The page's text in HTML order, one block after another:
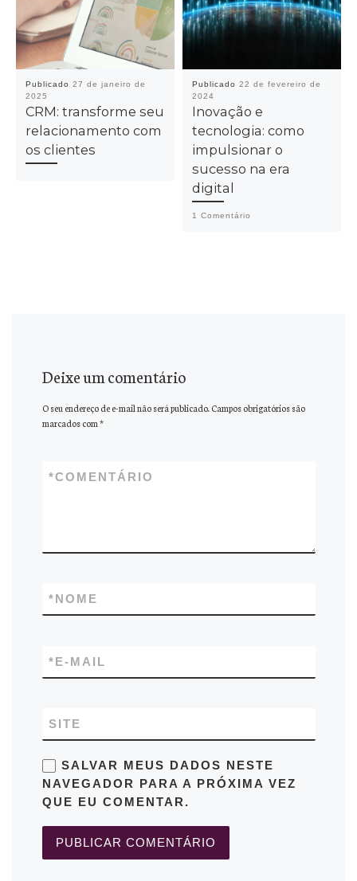
Publicado 27 de janeiro de
2025
CRM: transforme seu
relacionamento com
os clientes
Publicado 22 de fevereiro de
2024
Inovação e
tecnologia: como
impulsionar o
sucesso na era
digital
1 Comentário
Deixe um comentário
O seu endereço de e-mail não será publicado. Campos obrigatórios são
marcados com*
COMENTÁRIO
*
NOME
*
E-MAIL
*
SITE
SALVAR MEUS DADOS NESTE
NAVEGADOR PARA A PRÓXIMA VEZ
QUE EU COMENTAR.